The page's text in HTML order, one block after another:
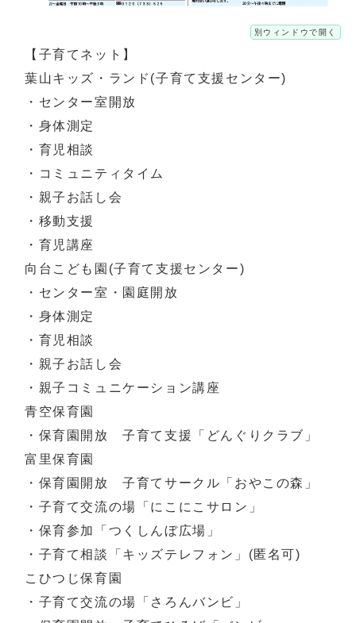
別ウィンドウで開く
【子育てネット】
葉山キッズ・ランド(子育て支援センター)
・センター室開放
・身体測定
・育児相談
・コミュニティタイム
・親子お話し会
・移動支援
・育児講座
向台こども園(子育て支援センター)
・センター室・園庭開放
・身体測定
・育児相談
・親子お話し会
・親子コミュニケーション講座
青空保育園
・保育園開放 子育て支援「どんぐりクラブ」
富里保育園
・保育園開放 子育てサークル「おやこの森」
・子育て交流の場「にこにこサロン」
・保育参加「つくしんぼ広場」
・子育て相談「キッズテレフォン」(匿名可)
こひつじ保育園
・子育て交流の場「さろんバンビ」